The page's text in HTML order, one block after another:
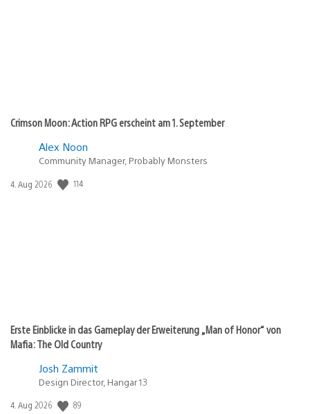
Crimson Moon: Action RPG erscheint am 1. September
Alex Noon
Community Manager, Probably Monsters
Veröffentlichungsdatum:
4. Aug 2026 114
Erste Einblicke in das Gameplay der Erweiterung „Man of Honor“ von
Mafia: The Old Country
Josh Zammit
Design Director, Hangar 13
Veröffentlichungsdatum:
4. Aug 2026 89